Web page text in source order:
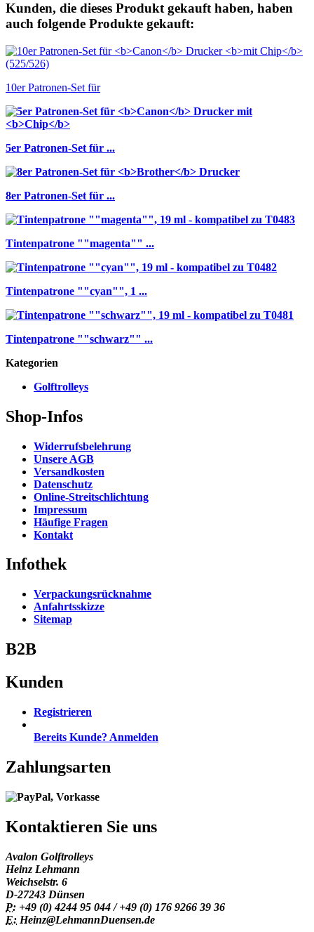
Kunden, die dieses Produkt gekauft haben, haben
auch folgende Produkte gekauft:
10er Patronen-Set für
5er Patronen-Set für ...
8er Patronen-Set für ...
Tintenpatrone ""magenta"" ...
Tintenpatrone ""cyan"", 1 ...
Tintenpatrone ""schwarz"" ...
Kategorien
Golftrolleys
Shop-Infos
Widerrufsbelehrung
Unsere AGB
Versandkosten
Datenschutz
Online-Streitschlichtung
Impressum
Häufige Fragen
Kontakt
Infothek
Verpackungsrücknahme
Anfahrtsskizze
Sitemap
B2B
Kunden
Registrieren
Bereits Kunde? Anmelden
Zahlungsarten
Kontaktieren Sie uns
Avalon Golftrolleys
Heinz Lehmann
Weichselstr. 6
D-27243 Dünsen
P: +49 (0) 4244 95 044 / +49 (0) 176 9266 39 36
E: Heinz@LehmannDuensen.de